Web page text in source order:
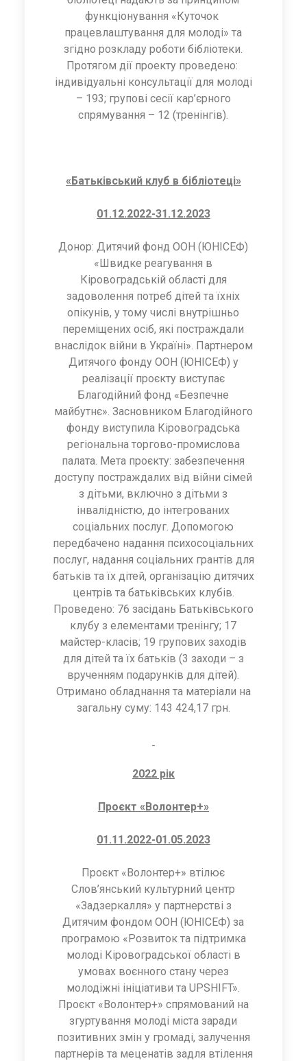
функціонування «Куточок
працевлаштування для молоді» та
згідно розкладу роботи бібліотеки.
Протягом дії проекту проведено:
індивідуальні консультації для молоді
– 193; групові сесії кар’єрного
спрямування – 12 (тренінгів).
«Батьківський клуб в бібліотеці»
01.12.2022-31.12.2023
Донор: Дитячий фонд ООН (ЮНІСЕФ)
«Швидке реагування в
Кіровоградській області для
задоволення потреб дітей та їхніх
опікунів, у тому числі внутрішньо
переміщених осіб, які постраждали
внаслідок війни в Україні». Партнером
Дитячого фонду ООН (ЮНІСЕФ) у
реалізації проєкту виступає
Благодійний фонд «Безпечне
майбутнє». Засновником Благодійного
фонду виступила Кіровоградська
регіональна торгово-промислова
палата. Мета проєкту: забезпечення
доступу постраждалих від війни сімей
з дітьми, включно з дітьми з
інвалідністю, до інтегрованих
соціальних послуг. Допомогою
передбачено надання психосоціальних
послуг, надання соціальних грантів для
батьків та їх дітей, організацію дитячих
центрів та батьківських клубів.
Проведено: 76 засідань Батьківського
клубу з елементами тренінгу; 17
майстер-класів; 19 групових заходів
для дітей та їх батьків (3 заходи – з
врученням подарунків для дітей).
Отримано обладнання та матеріали на
загальну суму: 143 424,17 грн.
2022 рік
Проєкт «Волонтер+»
01.11.2022-01.05.2023
Проєкт «Волонтер+» втілює
Слов’янський культурний центр
«Задзеркалля» у партнерстві з
Дитячим фондом ООН (ЮНІСЕФ) за
програмою «Розвиток та підтримка
молоді Кіровоградської області в
умовах воєнного стану через
молодіжні ініціативи та UPSHIFT».
Проєкт «Волонтер+» спрямований на
згуртування молоді міста заради
позитивних змін у громаді, залучення
партнерів та меценатів задля втілення